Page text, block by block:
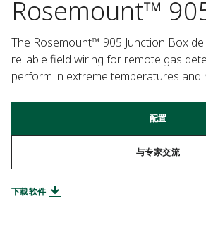
Rosemount™
The Rosemount™ 905 Junction Box
reliable field wiring for remote gas
perform in extreme temperatures and
配置
与专家交流
下载软件